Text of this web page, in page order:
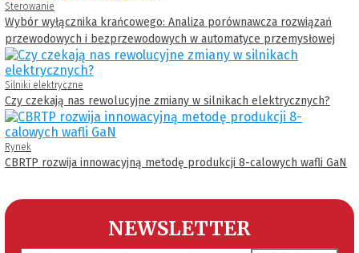
Sterowanie
Wybór wyłącznika krańcowego: Analiza porównawcza rozwiązań
przewodowych i bezprzewodowych w automatyce przemysłowej
Silniki elektryczne
Czy czekają nas rewolucyjne zmiany w silnikach elektrycznych?
Rynek
CBRTP rozwija innowacyjną metodę produkcji 8-calowych wafli GaN
NEWSLETTER